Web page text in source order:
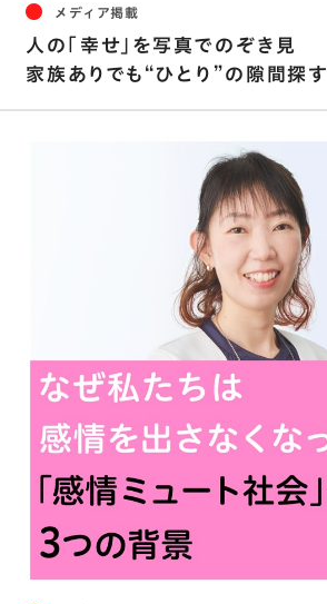
メディア掲載
人の「幸せ」を写真でのぞき見
家族ありでも“ひとり”の隙間探す